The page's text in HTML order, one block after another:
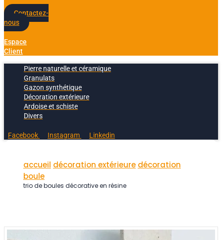
Contactez-
nous
Espace
Client
Pierre naturelle et céramique
Granulats
Gazon synthétique
Décoration extérieure
Ardoise et schiste
Divers
Facebook Instagram Linkedin
accueil décoration extérieure décoration
boule
trio de boules décorative en résine